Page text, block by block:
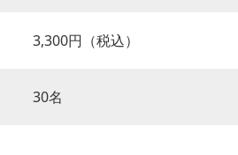
3,300円（税込）
30名